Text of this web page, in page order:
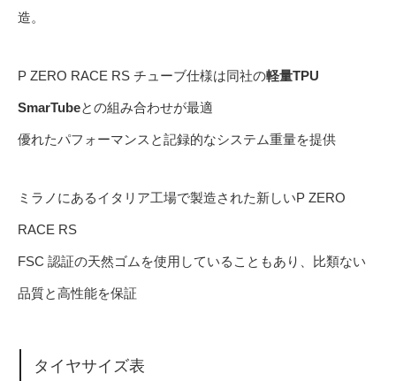
造。
P ZERO RACE RS チューブ仕様は同社の軽量TPU
SmarTubeとの組み合わせが最適
優れたパフォーマンスと記録的なシステム重量を提供
ミラノにあるイタリア工場で製造された新しいP ZERO
RACE RS
FSC 認証の天然ゴムを使用していることもあり、比類ない
品質と高性能を保証
タイヤサイズ表